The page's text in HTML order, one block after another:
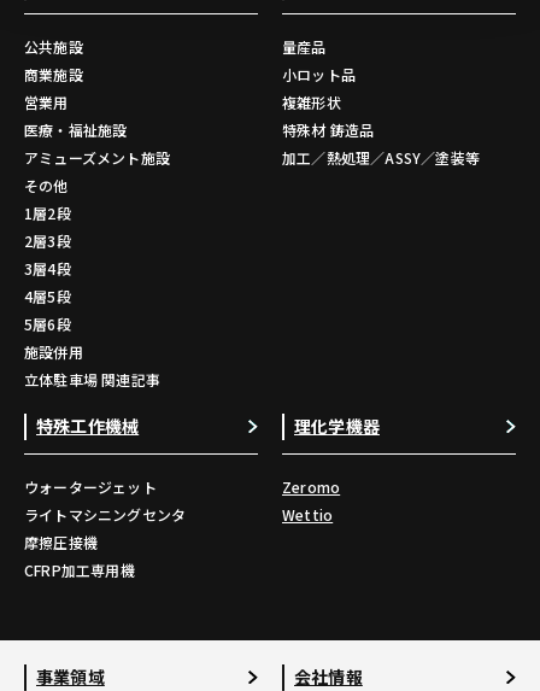
公共施設
商業施設
営業用
医療・福祉施設
アミューズメント施設
その他
1層2段
2層3段
3層4段
4層5段
5層6段
施設併用
立体駐車場 関連記事
量産品
小ロット品
複雑形状
特殊材 鋳造品
加工／熱処理／ASSY／塗装等
特殊工作機械
ウォータージェット
ライトマシニングセンタ
摩擦圧接機
CFRP加工専用機
理化学機器
Zeromo
Wettio
事業領域 会社情報